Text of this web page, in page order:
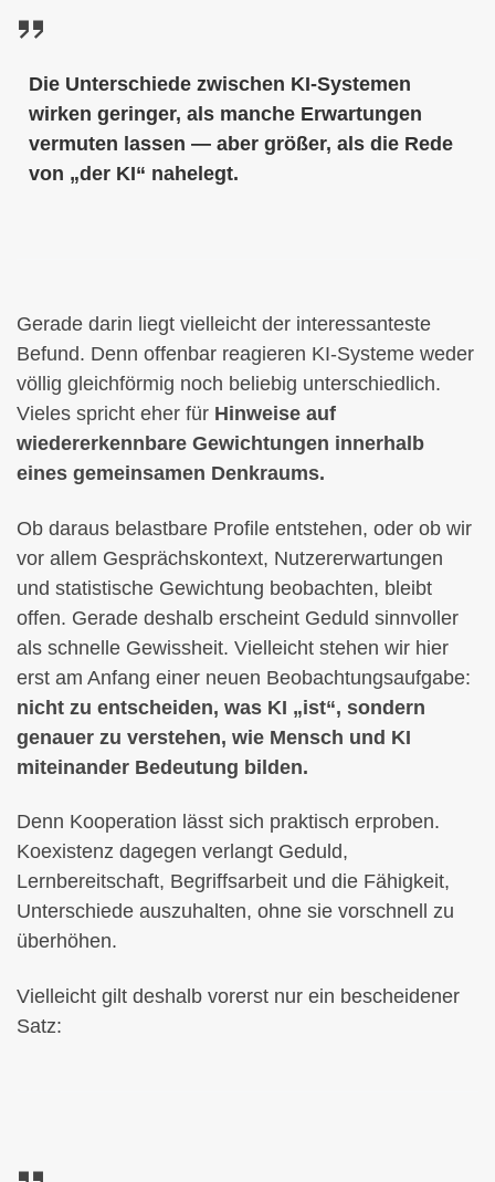
Die Unterschiede zwischen KI-Systemen
wirken geringer, als manche Erwartungen
vermuten lassen — aber größer, als die Rede
von „der KI“ nahelegt.
Gerade darin liegt vielleicht der interessanteste
Befund. Denn offenbar reagieren KI-Systeme weder
völlig gleichförmig noch beliebig unterschiedlich.
Vieles spricht eher für Hinweise auf
wiedererkennbare Gewichtungen innerhalb
eines gemeinsamen Denkraums.
Ob daraus belastbare Profile entstehen, oder ob wir
vor allem Gesprächskontext, Nutzererwartungen
und statistische Gewichtung beobachten, bleibt
offen. Gerade deshalb erscheint Geduld sinnvoller
als schnelle Gewissheit. Vielleicht stehen wir hier
erst am Anfang einer neuen Beobachtungsaufgabe:
nicht zu entscheiden, was KI „ist“, sondern
genauer zu verstehen, wie Mensch und KI
miteinander Bedeutung bilden.
Denn Kooperation lässt sich praktisch erproben.
Koexistenz dagegen verlangt Geduld,
Lernbereitschaft, Begriffsarbeit und die Fähigkeit,
Unterschiede auszuhalten, ohne sie vorschnell zu
überhöhen.
Vielleicht gilt deshalb vorerst nur ein bescheidener
Satz: